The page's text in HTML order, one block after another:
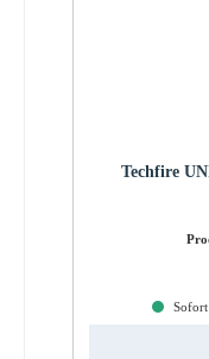
Techfire